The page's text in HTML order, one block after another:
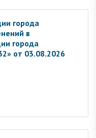
города
в
города
от 03.08.2026